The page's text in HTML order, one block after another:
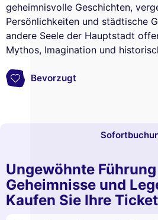
geheimnisvolle Geschichten,
Persönlichkeiten und städtische
andere Seele der Hauptstadt
Mythos, Imagination und
Bevorzugt
Ungewöhnte Führung
Geheimnisse und
Kaufen Sie Ihre